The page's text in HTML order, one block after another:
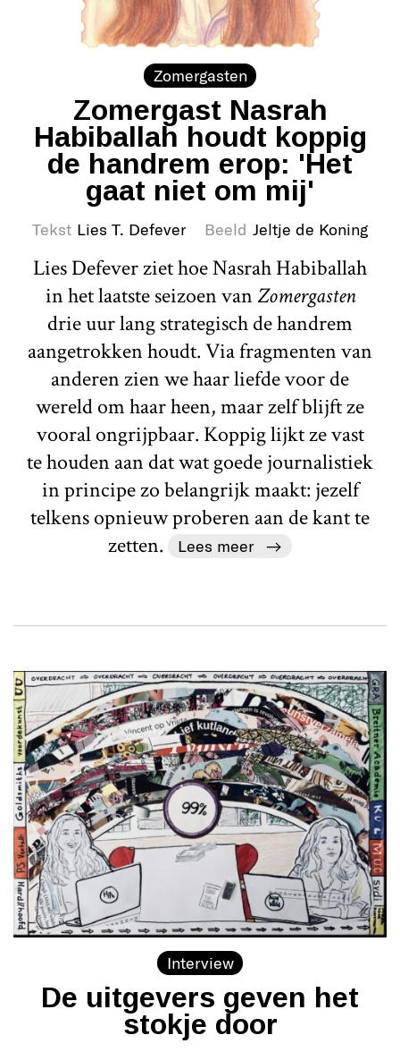
Zomergasten
Zomergast Nasrah
Habiballah houdt koppig
de handrem erop: 'Het
gaat niet om mij'
Tekst Lies T. Defever Beeld Jeltje de Koning
Lies Defever ziet hoe Nasrah Habiballah
in het laatste seizoen vanZomergasten
drie uur lang strategisch de handrem
aangetrokken houdt. Via fragmenten van
anderen zien we haar liefde voor de
wereld om haar heen, maar zelf blijft ze
vooral ongrijpbaar. Koppig lijkt ze vast
te houden aan dat wat goede journalistiek
in principe zo belangrijk maakt: jezelf
telkens opnieuw proberen aan de kant te
zetten.
Lees meer
Interview
De uitgevers geven het
stokje door